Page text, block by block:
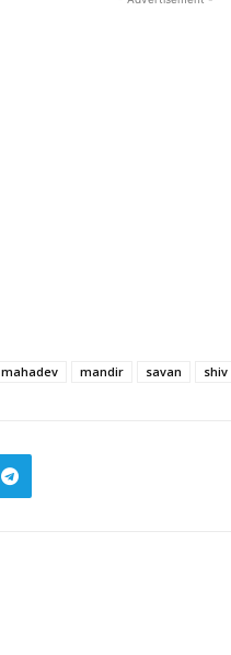
mahadev mandir savan shiv